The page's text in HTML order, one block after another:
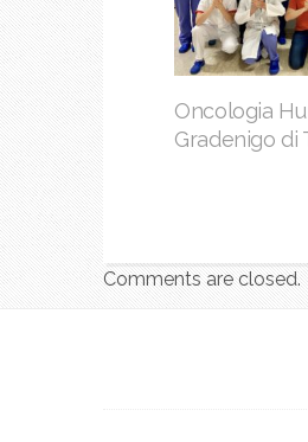
Oncologia
Gradenigo di
Comments are closed.